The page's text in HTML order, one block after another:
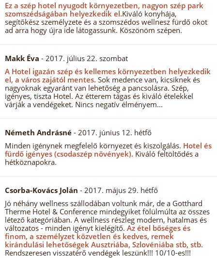
Ez a szép hotel nyugodt környezetben, nagyon szép park
szomszédságában helyezkedik el.Kiváló konyhája,
segítőkész személyzete és a szomszédos wellnesz fürdő okot
ad arra hogy újra ide látogassunk. Köszönöm szépen.
Makk Éva - 2017. július 22. szombat
A Hotel igazán szép és kellemes környezetben helyezkedik
el, a város zajától mentes. Sok medence van, kicsiknek és
nagyoknak egyaránt van lehetőség a pancsolásra. Szép,
igényes, tiszta Hotel. Az étterem tágas és kiváló ételekkel
várják a vendégeket. Nincs negatív élményem...
Németh Andrásné - 2017. június 12. hétfő
Minden igénynek megfelelő környezet és kiszolgálás. Hotel és
fürdő igényes (csodaszép növények). Kiváló feltöltődés a
hétköznapokra.
Csorba-Kovács Jolán - 2017. május 29. hétfő
Jó néhány wellness szállodában voltunk már, de a Gotthard
Therme Hotel & Conference mindegyiket fölülmúlta az összes
létező kategóriában. A wellness részleg modern, hatalmas és
változatos - minden igényt kielégítő. Az étel bőséges és
finom, a személyzet közvetlen és kedves, remek
kirándulási lehetőségek Ausztriába, Szlovéniába stb, stb.
Rendszeresen visszatérő vendégek leszünk!!! 10/10-es!!!